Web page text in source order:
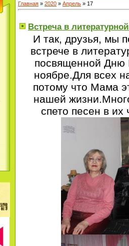
Главная » 2020 » Апрель » 17
Встреча в
И так, друзья, мы
встрече в
посвященной Дню
ноябре.Для всех
потому что Мама
нашей
спето песен в их